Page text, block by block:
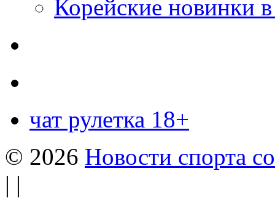
Корейские новинки
чат рулетка 18+
© 2026 Новости спорта
| |